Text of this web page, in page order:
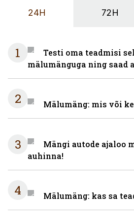
24H 72H
1
Testi oma teadmisi
mälumänguga ning saad
2 Mälumäng: mis või
3
Mängi autode ajaloo
auhinna!
4 Mälumäng: kas sa